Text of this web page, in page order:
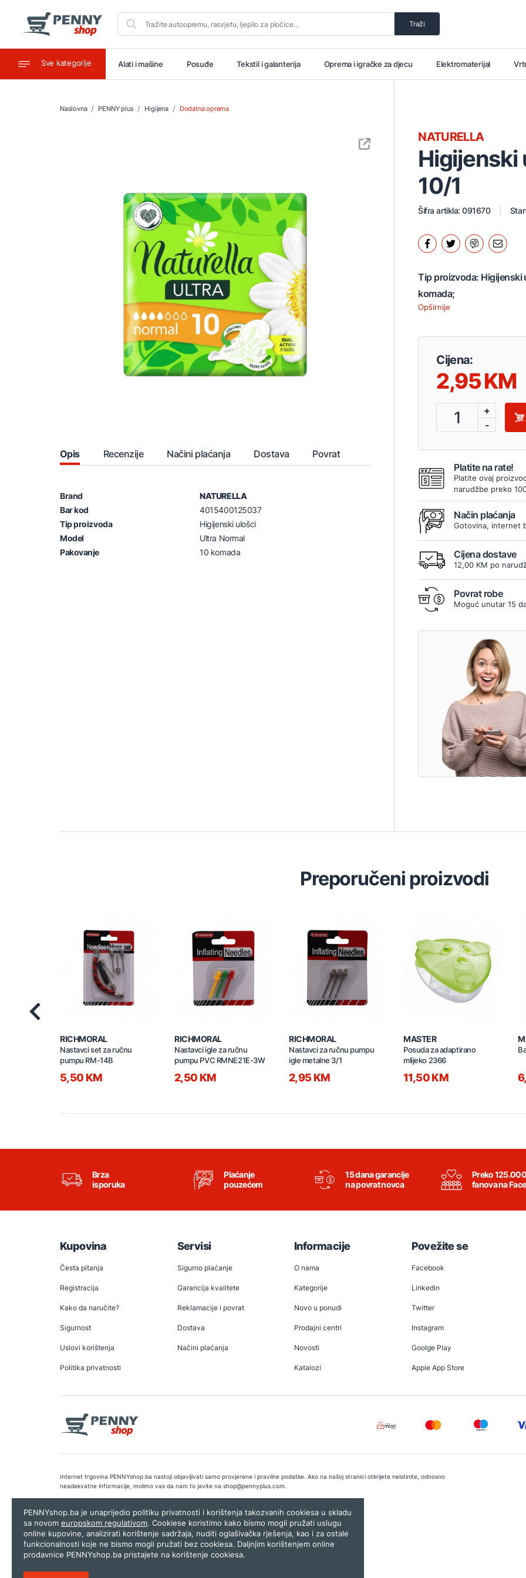
Traži
Sve kategorije
Ugostiteljstvo Alati i mašine Posuđe Tekstil i galanterija Oprema i igračke za djecu Elektromaterijal
Naslovna PENNY plus Higijena Dodatna oprema
Opis Recenzije Načini plaćanja Dostava Povrat
Brand
NATURELLA
Bar kod
4015400125037
Tip proizvoda
Higijenski ulošci
Model
Ultra Normal
Pakovanje
10 komada
Higijenski
10/1
NATURELLA
Šifra artikla: 091670
Tip proizvoda: Higijenski
komada;
Opširnije
Cijena:
2,95
1
+
-
Platite na rate!
Platite ovaj
narudžbe preko
Način plaćanja
Gotovina, internet
Cijena dostave
12,00 KM po
Povrat robe
Moguć unutar 15
Preporučeni proizvodi
RICHMORAL
Nastavci set za ručnu
pumpu RM-14B
5,50 KM
RICHMORAL
Nastavci igle za ručnu
pumpu PVC RMNE21E-3W
2,50 KM
RICHMORAL
Nastavci za ručnu pumpu
igle metalne 3/1
2,95 KM
MASTER
Posuda za adaptirano
mlijeko 2366
11,50 KM
Brza
isporuka
Plaćanje
pouzećem
15 dana garancije
na povrat novca
Preko 125.000
fanova na
Kupovina
Česta pitanja
Registracija
Kako da naručite?
Sigurnost
Uslovi korištenja
Politika privatnosti
Servisi
Sigurno plaćanje
Garancija kvalitete
Reklamacije i povrat
Dostava
Načini plaćanja
Informacije
O nama
Kategorije
Novo u ponudi
Prodajni centri
Novosti
Katalozi
Povežite se
Facebook
Linkedin
Twitter
Instagram
Goolge Play
Apple App Store
Internet trgovina PENNYshop.ba nastoji objavljivati samo provjerene i pravilne podatke. Ako na našoj stranici otkrijete neistinite, odnosno
neadekvatne informacije, molimo vas da nam to javite na shop@pennyplus.com.
Copyright © 2026.Penny plus d.o.o. Sarajevo.Dizajn i programiranje:Lampa.ba
PENNYshop.ba je unaprijedio politiku privatnosti i korištenja takozvanih cookiesa u skladu
sa novom europskom regulativom. Cookiese koristimo kako bismo mogli pružati uslugu
online kupovine, analizirati korištenje sadržaja, nuditi oglašivačka rješenja, kao i za ostale
funkcionalnosti koje ne bismo mogli pružati bez cookiesa. Daljnjim korištenjem online
prodavnice PENNYshop.ba pristajete na korištenje cookiesa.